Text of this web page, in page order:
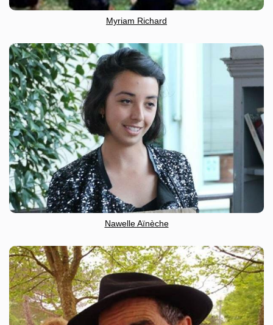
Myriam Richard
Nawelle Aïnèche